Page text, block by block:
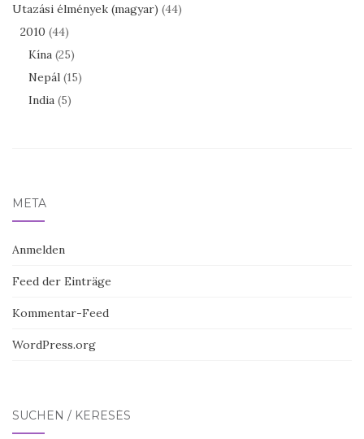
Utazási élmények (magyar) (44)
2010 (44)
Kína (25)
Nepál (15)
India (5)
META
Anmelden
Feed der Einträge
Kommentar-Feed
WordPress.org
SUCHEN / KERESÉS